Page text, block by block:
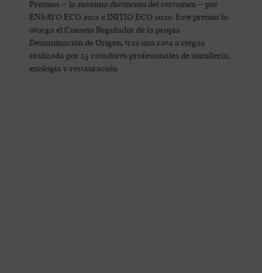
Premios – la máxima distinción del certamen – por
ENSAYO ECO 2021 e INITIO ECO 2020. Este premio lo
otorga el Consejo Regulador de la propia
Denominación de Origen, tras una cata a ciegas
realizada por 15 catadores profesionales de sumillería,
enología y restauración.